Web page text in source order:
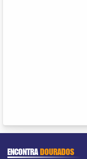
ENCONTRADOURADOS